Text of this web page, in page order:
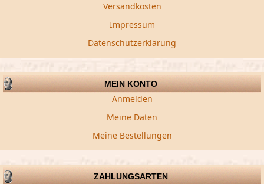
Versandkosten
Impressum
Datenschutzerklärung
MEIN KONTO
Anmelden
Meine Daten
Meine Bestellungen
ZAHLUNGSARTEN